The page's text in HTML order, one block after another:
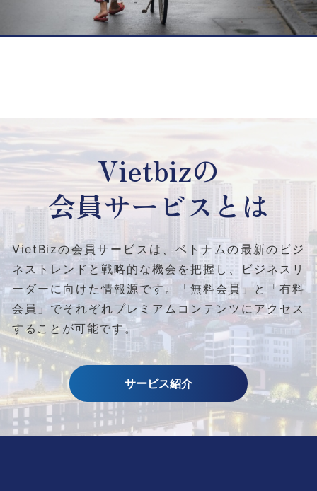
Vietbizの
会員サービスとは
VietBizの会員サービスは、ベトナムの最新のビジ
ネストレンドと戦略的な機会を把握し、ビジネスリ
ーダーに向けた情報源です。
「無料会員」と「有料
会員」でそれぞれプレミアムコンテンツにアクセス
することが可能です。
サービス紹介